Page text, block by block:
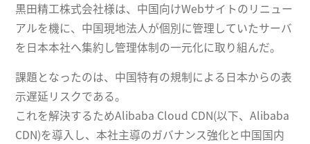
黒田精工株式会社様は、中国向けWebサイトのリニュー
アルを機に、中国現地法人が個別に管理していたサーバ
を日本本社へ集約し管理体制の一元化に取り組んだ。
課題となったのは、中国特有の規制による日本からの表
示遅延リスクである。
これを解決するためAlibaba Cloud CDN(以下、Alibaba
CDN)を導入し、本社主導のガバナンス強化と中国国内